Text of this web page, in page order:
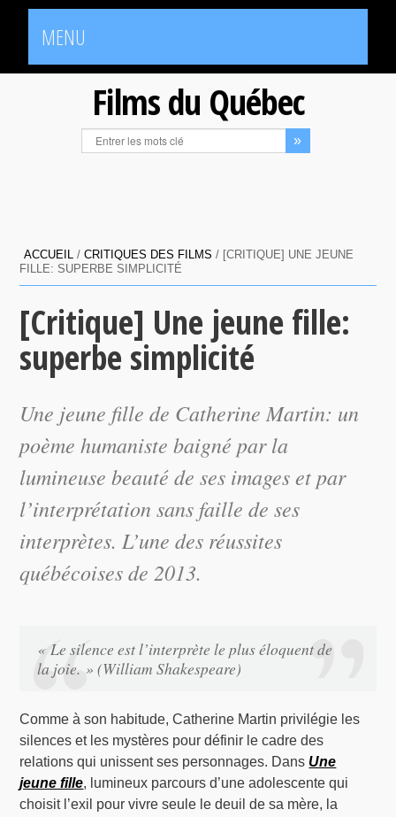
MENU
Films du Québec
ACCUEIL /CRITIQUES DES FILMS / [CRITIQUE] UNE JEUNE
FILLE: SUPERBE SIMPLICITÉ
[Critique] Une jeune fille:
superbe simplicité
Une jeune fille de Catherine Martin: un
poème humaniste baigné par la
lumineuse beauté de ses images et par
l’interprétation sans faille de ses
interprètes. L’une des réussites
québécoises de 2013.
« Le silence est l’interprète le plus éloquent de
la joie. » (William Shakespeare)
Comme à son habitude, Catherine Martin privilégie les
silences et les mystères pour définir le cadre des
relations qui unissent ses personnages. Dans Une
jeune fille, lumineux parcours d’une adolescente qui
choisit l’exil pour vivre seule le deuil de sa mère, la